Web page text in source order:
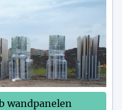
wandpanelen